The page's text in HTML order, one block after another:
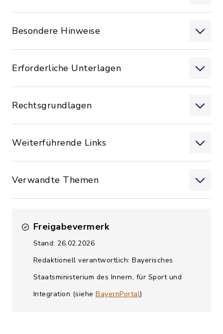
Besondere Hinweise
Erforderliche Unterlagen
Rechtsgrundlagen
Weiterführende Links
Verwandte Themen
Freigabevermerk
Stand: 26.02.2026
Redaktionell verantwortlich: Bayerisches
Staatsministerium des Innern, für Sport und
Integration (siehe BayernPortal)